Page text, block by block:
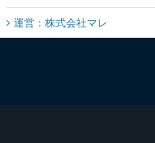
運営：株式会社マレ